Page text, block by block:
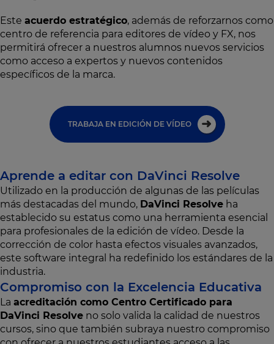
Este acuerdo estratégico, además de reforzarnos como
centro de referencia para editores de vídeo y FX, nos
permitirá ofrecer a nuestros alumnos nuevos servicios
como acceso a expertos y nuevos contenidos
específicos de la marca.
TRABAJA EN EDICIÓN DE VÍDEO
Aprende a editar con DaVinci Resolve
Utilizado en la producción de algunas de las películas
más destacadas del mundo, DaVinci Resolve ha
establecido su estatus como una herramienta esencial
para profesionales de la edición de vídeo. Desde la
corrección de color hasta efectos visuales avanzados,
este software integral ha redefinido los estándares de la
industria.
Compromiso con la Excelencia Educativa
La acreditación como Centro Certificado para
DaVinci Resolve no solo valida la calidad de nuestros
cursos, sino que también subraya nuestro compromiso